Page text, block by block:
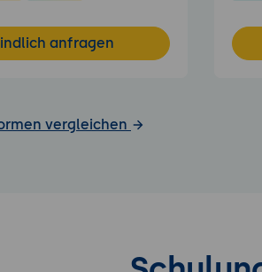
anfragen
vergleichen